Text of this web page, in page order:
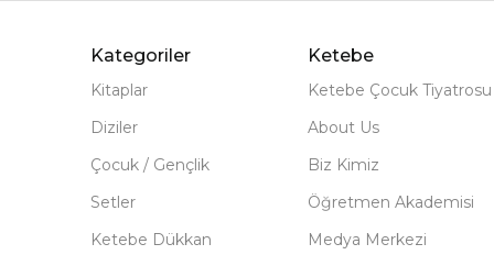
Kategoriler
Kitaplar
Diziler
Çocuk / Gençlik
Setler
Ketebe Dükkan
Ketebe
Ketebe Çocuk Tiyatrosu
About Us
Biz Kimiz
Öğretmen Akademisi
Medya Merkezi